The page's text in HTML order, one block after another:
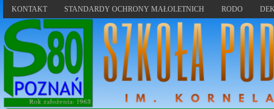
KONTAKT STANDARDY OCHRONY MAŁOLETNICH RODO